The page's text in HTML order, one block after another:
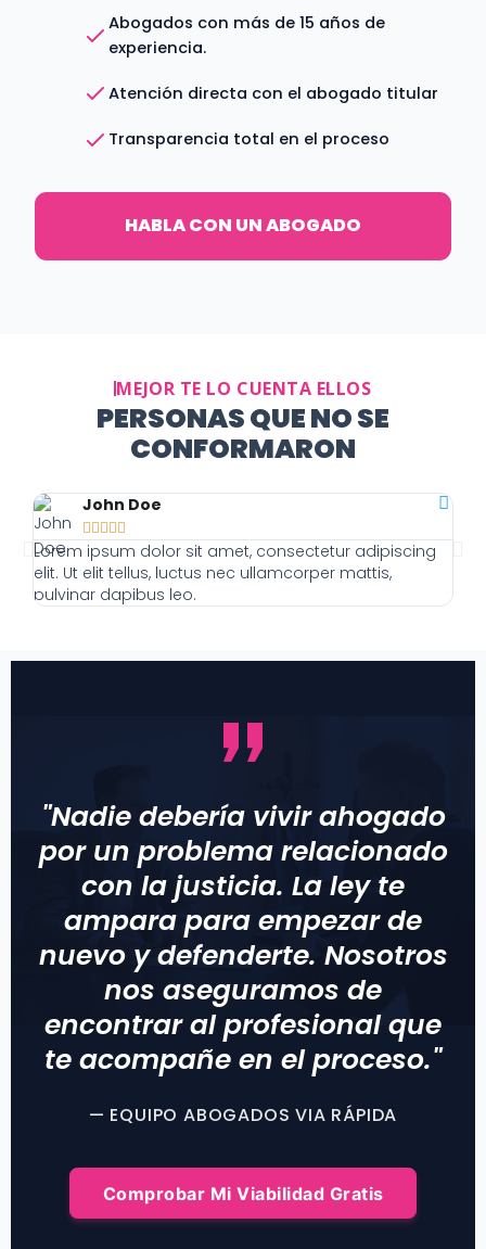
Abogados con más de 15 años de
experiencia.
Atención directa con el abogado titular
Transparencia total en el proceso
HABLA CON UN ABOGADO
MEJOR TE LO CUENTA ELLOS
PERSONAS QUE NO SE
CONFORMARON
John Doe
    
Lorem ipsum dolor sit amet, consectetur adipiscing
elit. Ut elit tellus, luctus nec ullamcorper mattis,
pulvinar dapibus leo.
"Nadie debería vivir ahogado
por un problema relacionado
con la justicia. La ley te
ampara para empezar de
nuevo y defenderte. Nosotros
nos aseguramos de
encontrar al profesional que
te acompañe en el proceso."
— EQUIPO ABOGADOS VIA RÁPIDA
Comprobar Mi Viabilidad Gratis